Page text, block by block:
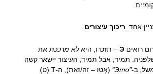
אחד: ריכוך עיצורים.
רואים Э– תזכרו, היאלא מרככתאת
תמיד, אבל תמיד, העיצור יישאר קשה
ב-"Это"
(אֶטוֹ – זה/זאת), ה-Т (ט)